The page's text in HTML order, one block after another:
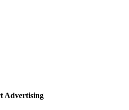
Advertising